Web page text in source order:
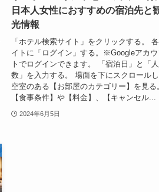
日本人女性におすすめの宿泊先と
光情報
「ホテル検索サイト」をクリックする。
イトに「ログイン」する。※Googleアカウ
トでログインできます。 「宿泊日」と「人
数」を入力する。 場面を下にスクロール
空室のある【お部屋のカテゴリー】を見る
【食事条件】や【料金】、【キャンセル...
2024年6月5日